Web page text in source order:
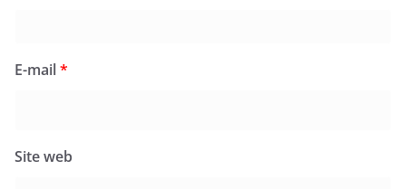
E-mail*
Site web